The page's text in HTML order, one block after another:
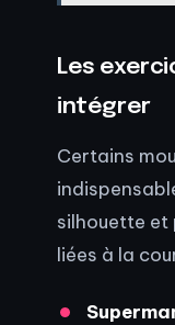
Les
intégrer
Certains
silhouette et
liées à la